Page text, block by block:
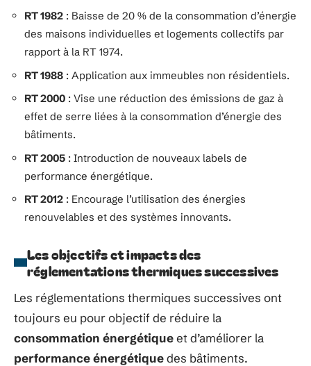
RT 1982 : Baisse de 20 % de la consommation d’énergie
des maisons individuelles et logements collectifs par
rapport à la RT 1974.
RT 1988 : Application aux immeubles non résidentiels.
RT 2000 : Vise une réduction des émissions de gaz à
effet de serre liées à la consommation d’énergie des
bâtiments.
RT 2005 : Introduction de nouveaux labels de
performance énergétique.
RT 2012 : Encourage l’utilisation des énergies
renouvelables et des systèmes innovants.
Les objectifs et impacts des
réglementations thermiques successives
Les réglementations thermiques successives ont
toujours eu pour objectif de réduire la
consommation énergétiqueet d’améliorer la
performance énergétiquedes bâtiments.